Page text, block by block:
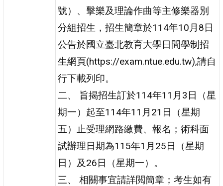
號）、擊樂及理論作曲等主修樂器別
分組招生，招生簡章於114年10月8日
公告於國立臺北教育大學日間學制招
生網頁(https://exam.ntue.edu.tw),請自
行下載列印。
二、 旨揭招生訂於114年11月3日（星
期一）起至114年11月21日（星期
五）止受理網路繳費、報名；術科面
試辦理日期為115年1月25日（星期
日）及26日（星期一）。
三、 相關事宜請詳閲簡章；考生如有